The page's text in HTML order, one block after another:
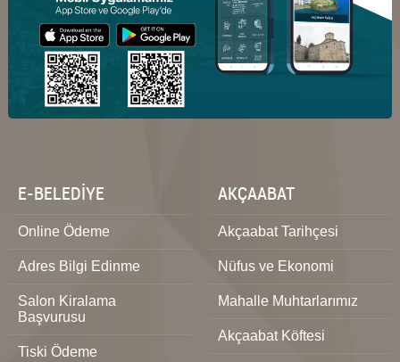
E-BELEDİYE
Online Ödeme
Adres Bilgi Edinme
Salon Kiralama
Başvurusu
Tiski Ödeme
AKÇAABAT
Akçaabat Tarihçesi
Nüfus ve Ekonomi
Mahalle Muhtarlarımız
Akçaabat Köftesi